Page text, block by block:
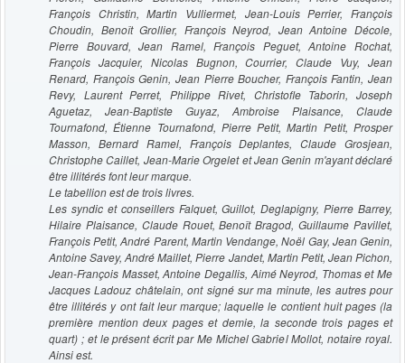
François Christin, Martin Vulliermet, Jean-Louis Perrier, François
Choudin, Benoît Grollier, François Neyrod, Jean Antoine Décole,
Pierre Bouvard, Jean Ramel, François Peguet, Antoine Rochat,
François Jacquier, Nicolas Bugnon, Courrier, Claude Vuy, Jean
Renard, François Genin, Jean Pierre Boucher, François Fantin, Jean
Revy, Laurent Perret, Philippe Rivet, Christofle Taborin, Joseph
Aguetaz, Jean-Baptiste Guyaz, Ambroise Plaisance, Claude
Tournafond, Étienne Tournafond, Pierre Petit, Martin Petit, Prosper
Masson, Bernard Ramel, François Deplantes, Claude Grosjean,
Christophe Caillet, Jean-Marie Orgelet et Jean Genin m'ayant déclaré
être illitérés font leur marque.
Le tabellion est de trois livres.
Les syndic et conseillers Falquet, Guillot, Deglapigny, Pierre Barrey,
Hilaire Plaisance, Claude Rouet, Benoît Bragod, Guillaume Pavillet,
François Petit, André Parent, Martin Vendange, Noël Gay, Jean Genin,
Antoine Savey, André Maillet, Pierre Jandet, Martin Petit, Jean Pichon,
Jean-François Masset, Antoine Degallis, Aimé Neyrod, Thomas et Me
Jacques Ladouz châtelain, ont signé sur ma minute, les autres pour
être illitérés y ont fait leur marque; laquelle le contient huit pages (la
première mention deux pages et demie, la seconde trois pages et
quart) ; et le présent écrit par Me Michel Gabriel Mollot, notaire royal.
Ainsi est.